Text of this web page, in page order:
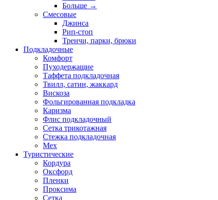
Больше →
Смесовые
Джинса
Рип-стоп
Тренчи, парки, брюки
Подкладочные
Комфорт
Пуходержащие
Таффета подкладочная
Твилл, сатин, жаккард
Вискоза
Фольгированная подкладка
Каризма
Флис подкладочный
Сетка трикотажная
Стежка подкладочная
Мех
Туристические
Кордура
Оксфорд
Пленки
Проксима
Сетка